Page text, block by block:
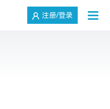
注册/登录